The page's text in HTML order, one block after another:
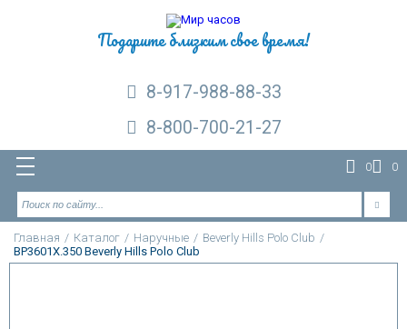
Подарите близким свое время!
8-917-988-88-33
8-800-700-21-27
0 0
Главная / Каталог / Наручные / Beverly Hills Polo Club /
BP3601X.350 Beverly Hills Polo Club